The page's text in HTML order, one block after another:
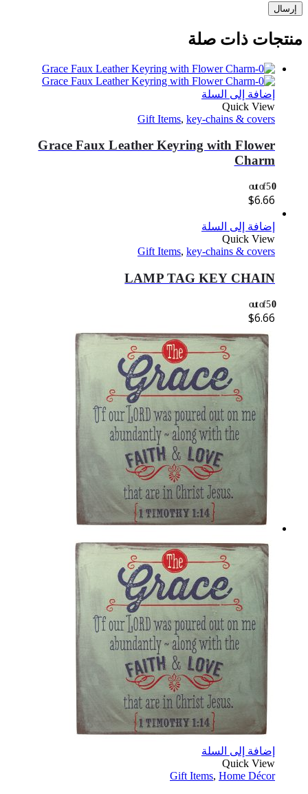
منتجات ذات صلة
إضافة إلى السلة
Quick View
Gift Items, key-chains & covers
Grace Faux Leather Keyring with Flower
Charm
0
out of 5
$6.66
إضافة إلى السلة
Quick View
Gift Items, key-chains & covers
LAMP TAG KEY CHAIN
0
out of 5
$6.66
إضافة إلى السلة
Quick View
Gift Items, Home Décor